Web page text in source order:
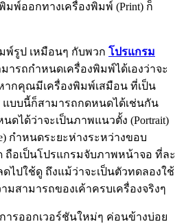
มพ์ออกทางเครื่องพิมพ์ (Print) ก็
พ์รูป เหมือนๆ กับพวก โปรแกรม
ารถกำหนดเครื่องพิมพ์ได้เองว่าจะ
ากคุณมีเครื่องพิมพ์เสมือน ที่เป็น
แบบนี้ก็สามารถกดหนดได้เช่นกัน
ดได้ว่าจะเป็นภาพแนวตั้ง (Portrait)
กำหนดระยะห่างระหว่างขอบ
ถือเป็นโปรแกรมจับภาพหน้าจอ ที่ละ
ไปใช้ดู ถึงแม้ว่าจะเป็นตัวทดลองใช้
มสามารถของเค้าครบเครื่องจริงๆ
ารออกเวอร์ชันใหม่ๆ ค่อนข้างบ่อย